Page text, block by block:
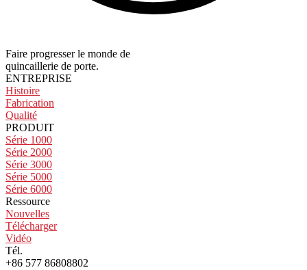
Faire progresser le monde de
quincaillerie de porte.
ENTREPRISE
Histoire
Fabrication
Qualité
PRODUIT
Série 1000
Série 2000
Série 3000
Série 5000
Série 6000
Ressource
Nouvelles
Télécharger
Vidéo
Tél.
+86 577 86808802